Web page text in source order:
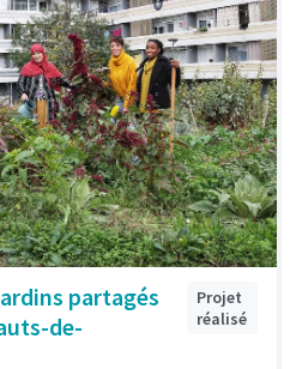
partagés
de-
Projet
réalisé